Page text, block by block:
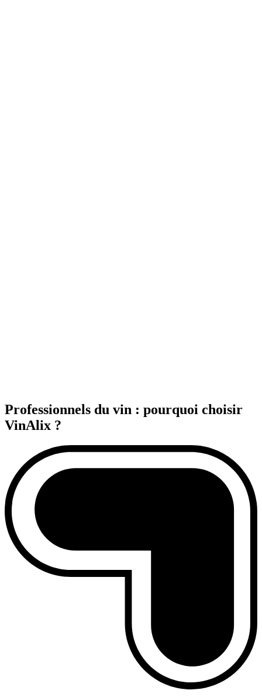
Professionnels du vin : pourquoi choisir
VinAlix ?